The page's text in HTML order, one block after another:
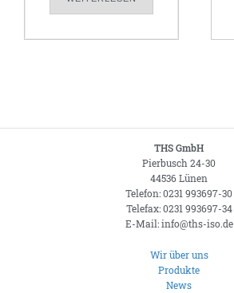
THS GmbH
Pierbusch 24-30
44536 Lünen
Telefon: 0231 993697-30
Telefax: 0231 993697-34
E-Mail: info@ths-iso.de
Wir über uns
Produkte
News